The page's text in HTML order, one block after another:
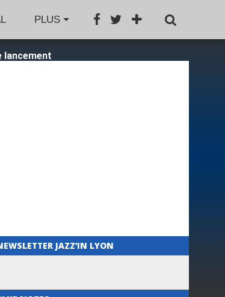
JAZZAGENDA JAZZBOOK
PLUS
lancement
JAZZ’IN LYON